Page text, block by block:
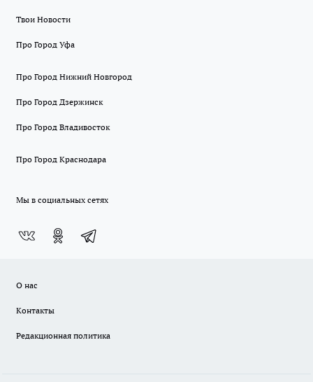
Твои Новости
Про Город Уфа
Про Город Нижний Новгород
Про Город Дзержинск
Про Город Владивосток
Про Город Краснодара
Мы в социальных сетях
О нас
Контакты
Редакционная политика